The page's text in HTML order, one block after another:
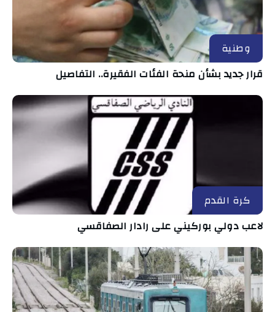
وطنية
قرار جديد بشأن منحة الفئات الفقيرة.. التفاصيل
كرة القدم
لاعب دولي بوركيني على رادار الصفاقسي